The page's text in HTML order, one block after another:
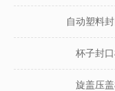
自动塑料
杯子封
旋盖压